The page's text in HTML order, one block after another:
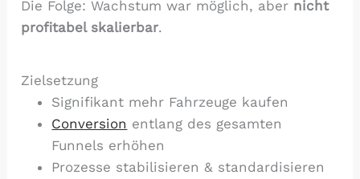
Die Folge: Wachstum war möglich, aber nicht
profitabel skalierbar.
Zielsetzung
Signifikant mehr Fahrzeuge kaufen
Conversion entlang des gesamten
Funnels erhöhen
Prozesse stabilisieren & standardisieren